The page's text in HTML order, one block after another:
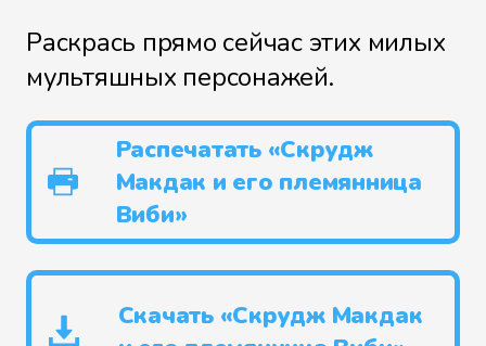
Раскрась прямо сейчас этих милых
мультяшных персонажей.
Распечатать «Скрудж
Макдак и его племянница
Виби»
Скачать «Скрудж Макдак